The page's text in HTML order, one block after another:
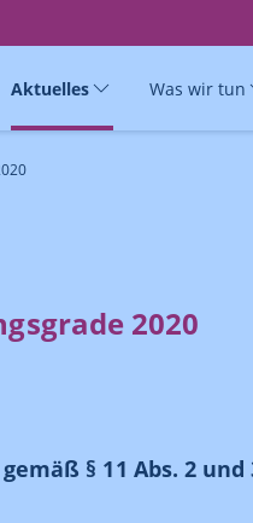
Aktuelles Was wir tun
2020
§ 11 Abs. 2 und